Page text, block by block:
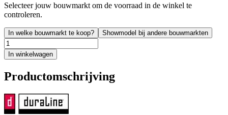
Selecteer jouw bouwmarkt om de voorraad in de winkel te
controleren.
In welke bouwmarkt te koop? Showmodel bij andere bouwmarkten
In winkelwagen
Productomschrijving